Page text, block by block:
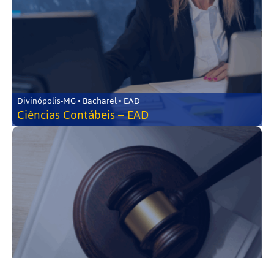
Divinópolis-MG • Bacharel • EAD
Ciências Contábeis – EAD